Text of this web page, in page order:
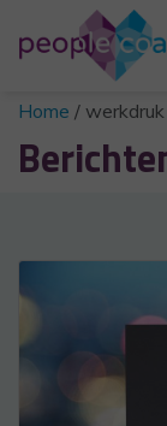
Home / werkdruk